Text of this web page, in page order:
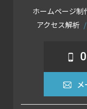
ホームページ制
アクセス解析